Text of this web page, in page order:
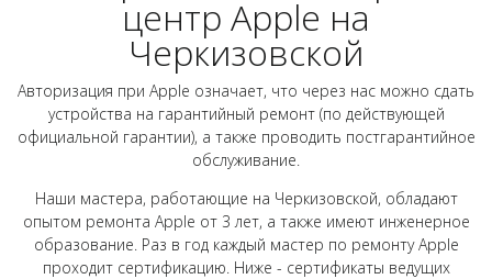
центр Apple на
Черкизовской
Авторизация при Apple означает, что через нас можно сдать
устройства на гарантийный ремонт (по действующей
официальной гарантии), а также проводить постгарантийное
обслуживание.
Наши мастера, работающие на Черкизовской, обладают
опытом ремонта Apple от 3 лет, а также имеют инженерное
образование. Раз в год каждый мастер по ремонту Apple
проходит сертификацию. Ниже - сертификаты ведущих